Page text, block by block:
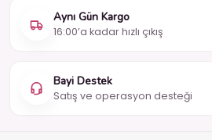
Aynı Gün Kargo
16:00’a kadar hızlı çıkış
Bayi Destek
Satış ve operasyon desteği